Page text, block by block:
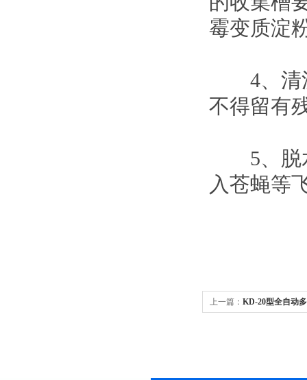
霉变质淀
4、清洗
不得留有
5、脱水
入苍蝇等
上一篇： KD-20型全自动